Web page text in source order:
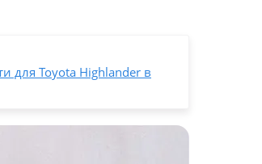
для Toyota Highlander в